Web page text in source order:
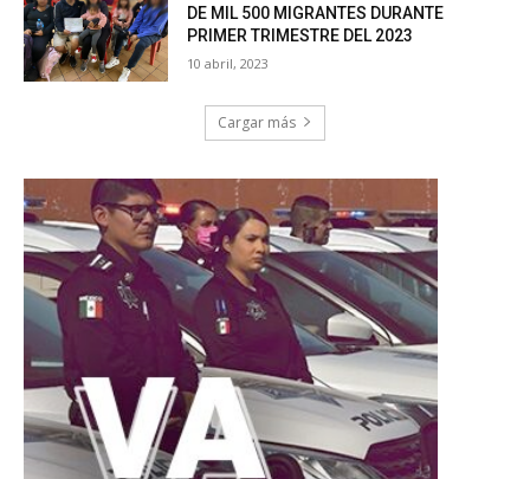
DE MIL 500 MIGRANTES DURANTE
PRIMER TRIMESTRE DEL 2023
10 abril, 2023
Cargar más